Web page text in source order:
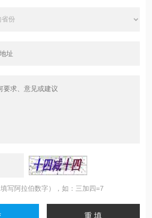
写阿拉伯数字），如：三加四=7